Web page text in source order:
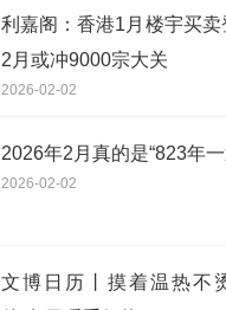
利嘉阁：香港1月楼宇买
2月或冲9000宗大关
2026-02-02
2026年2月真的是“823年一
2026-02-02
文博日历丨摸着温热不